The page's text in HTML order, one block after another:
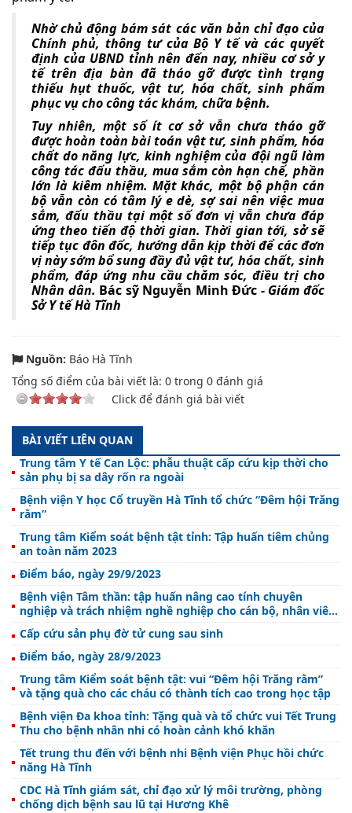
Nhờ chủ động bám sát các văn bản chỉ đạo của
Chính phủ, thông tư của Bộ Y tế và các quyết
định của UBND tỉnh nên đến nay, nhiều cơ sở y
tế trên địa bàn đã tháo gỡ được tình trạng
thiếu hụt thuốc, vật tư, hóa chất, sinh phẩm
phục vụ cho công tác khám, chữa bệnh.
Tuy nhiên, một số ít cơ sở vẫn chưa tháo gỡ
được hoàn toàn bài toán vật tư, sinh phẩm, hóa
chất do năng lực, kinh nghiệm của đội ngũ làm
công tác đấu thầu, mua sắm còn hạn chế, phần
lớn là kiêm nhiệm. Mặt khác, một bộ phận cán
bộ vẫn còn có tâm lý e dè, sợ sai nên việc mua
sắm, đấu thầu tại một số đơn vị vẫn chưa đáp
ứng theo tiến độ thời gian. Thời gian tới, sở sẽ
tiếp tục đôn đốc, hướng dẫn kịp thời để các đơn
vị này sớm bổ sung đầy đủ vật tư, hóa chất, sinh
phẩm, đáp ứng nhu cầu chăm sóc, điều trị cho
Nhân dân. Bác sỹ Nguyễn Minh Đức - Giám đốc
Sở Y tế Hà Tĩnh
Nguồn: Báo Hà Tĩnh
Tổng số điểm của bài viết là: 0 trong 0 đánh giá
Click để đánh giá bài viết
BÀI VIẾT LIÊN QUAN
Trung tâm Y tế Can Lộc: phẫu thuật cấp cứu kịp thời cho
sản phụ bị sa dây rốn ra ngoài
Bệnh viện Y học Cổ truyền Hà Tĩnh tổ chức “Đêm hội Trăng
rằm”
Trung tâm Kiểm soát bệnh tật tỉnh: Tập huấn tiêm chủng
an toàn năm 2023
Điểm báo, ngày 29/9/2023
Bệnh viện Tâm thần: tập huấn nâng cao tính chuyên
nghiệp và trách nhiệm nghề nghiệp cho cán bộ, nhân viên
y tế
Cấp cứu sản phụ đờ tử cung sau sinh
Điểm báo, ngày 28/9/2023
Trung tâm Kiểm soát bệnh tật: vui “Đêm hội Trăng rằm”
và tặng quà cho các cháu có thành tích cao trong học tập
Bệnh viện Đa khoa tỉnh: Tặng quà và tổ chức vui Tết Trung
Thu cho bệnh nhân nhi có hoàn cảnh khó khăn
Tết trung thu đến với bệnh nhi Bệnh viện Phục hồi chức
năng Hà Tĩnh
CDC Hà Tĩnh giám sát, chỉ đạo xử lý môi trường, phòng
chống dịch bệnh sau lũ tại Hương Khê